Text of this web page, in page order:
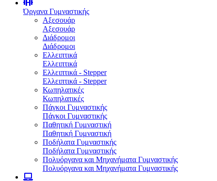
Όργανα Γυμναστικής
Αξεσουάρ
Αξεσουάρ
Διάδρομοι
Διάδρομοι
Ελλειπτικά
Ελλειπτικά
Ελλειπτικά - Stepper
Ελλειπτικά - Stepper
Κωπηλατικές
Κωπηλατικές
Πάγκοι Γυμναστικής
Πάγκοι Γυμναστικής
Παθητική Γυμναστική
Παθητική Γυμναστική
Ποδήλατα Γυμναστικής
Ποδήλατα Γυμναστικής
Πολυόργανα και Μηχανήματα Γυμναστικής
Πολυόργανα και Μηχανήματα Γυμναστικής